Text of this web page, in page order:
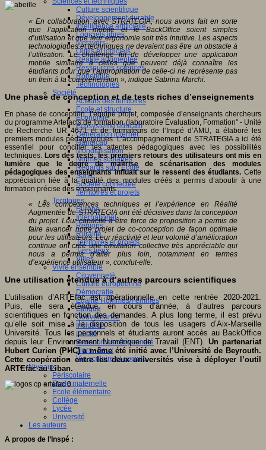
Culture scientifique
Développement durable
Intelligence artificielle
Logiciels libres
Métavers
Outils et logiciels
Réalité augmentée
Ressources sciences
Robotique
Technologies
Société
Acteurs des territoires
Ecole et structure
Economie
Ecosystème éducatif
Génération internet
Handicap
Mondialisation
Normes scolaires
Regards sur l’Ecole
Santé
Société connectée
Territoires et projets
Territoires
Europe
International
Régions
Ruralité
Territoires et projets
Tiers lieux
Villes
Vivre ensemble
Citoyenneté
Culture européenne
Démocratie
Egalité Hommes/Femmes
Ethique
Gouvernance
Inclusion
Laïcité
Ressources citoyenneté
Tiers - lieux
Vie scolaire et sociale
Niveaux
Périscolaire
Ecole maternelle
Ecole élémentaire
Collège
Lycée
Université
Les auteurs
« En collaboration avec STRATEGIA, nous avons fait en sorte
que l’application mobile et le BackOffice soient simples
d’utilisation et que leur ergonomie soit très intuitive. Les aspects
technologiques et techniques ne devaient pas être un obstacle à
l’utilisation. Le challenge fut de développer une application
mobile similaire à celles que peuvent déjà connaître les
étudiants pour que l’appropriation de celle-ci ne représente pas
un frein à la compréhension », indique Sabrina Marchi.
Une phase de conception et de tests riches d’enseignements
En phase de conception, l’équipe projet, composée d’enseignants chercheurs
du programme Artefacts de formation (laboratoire Évaluation, Formation" - Unité
de Recherche UR 4671 et de formateurs de l’Inspé d’AMU, a élaboré les
premiers modules pédagogiques. L’accompagnement de STRATEGIA a ici été
essentiel pour concilier les attentes pédagogiques avec les possibilités
techniques. Lors des tests, les premiers retours des utilisateurs ont mis en
lumière que le degré de maîtrise de scénarisation des modules
pédagogiques des enseignants influait sur le ressenti des étudiants. Cette
appréciation liée à la qualité des modules créés a permis d’aboutir à une
formation précise des enseignants.
« Les compétences techniques et l’expérience en Réalité
Augmentée de STRATEGIA ont été décisives dans la conception
du projet. Leur capacité à être force de proposition a permis de
faire avancer notre projet de co-conception de façon optimale
pour les utilisateurs. Leur réactivité et leur volonté d’amélioration
continue ont créé une émulation collective très appréciable qui
nous a permis d‘aller plus loin, notamment en termes
d’expérience utilisateur », conclut-elle.
Une utilisation étendue à d’autres parcours scientifiques
L’utilisation d’ARTEfac est opérationnelle en cette rentrée 2020-2021.
Puis, elle sera étendue, en cours d’année, à d’autres parcours
scientifiques en fonction des demandes. A plus long terme, il est prévu
qu’elle soit mise à la disposition de tous les usagers d’Aix-Marseille
Université. Tous les personnels et étudiants auront accès au BackOffice
depuis leur Environnement Numérique de Travail (ENT). Un partenariat
Hubert Curien (PHC) a même été initié avec l’Université de Beyrouth.
Cette coopération entre les deux universités vise à déployer l’outil
ARTEfac au Liban.
A propos de l’Inspé :